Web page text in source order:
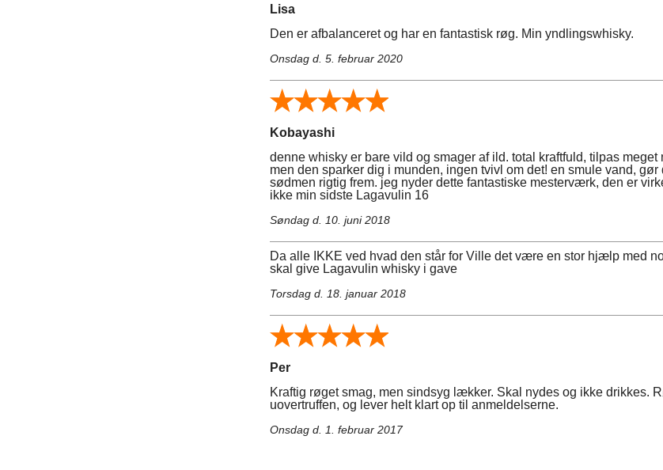
Lisa
Den er afbalanceret og har en fantastisk røg. Min yndlingswhisky.
Onsdag d. 5. februar 2020
Kobayashi
denne whisky er bare vild og smager af ild. total kraftfuld, tilpas meget
men den sparker dig i munden, ingen tvivl om det! en smule vand, gør
sødmen rigtig frem. jeg nyder dette fantastiske mesterværk, den er
ikke min sidste Lagavulin 16
Søndag d. 10. juni 2018
Da alle IKKE ved hvad den står for Ville det være en stor hjælp med
skal give Lagavulin whisky i gave
Torsdag d. 18. januar 2018
Per
Kraftig røget smag, men sindsyg lækker. Skal nydes og ikke drikkes.
uovertruffen, og lever helt klart op til anmeldelserne.
Onsdag d. 1. februar 2017